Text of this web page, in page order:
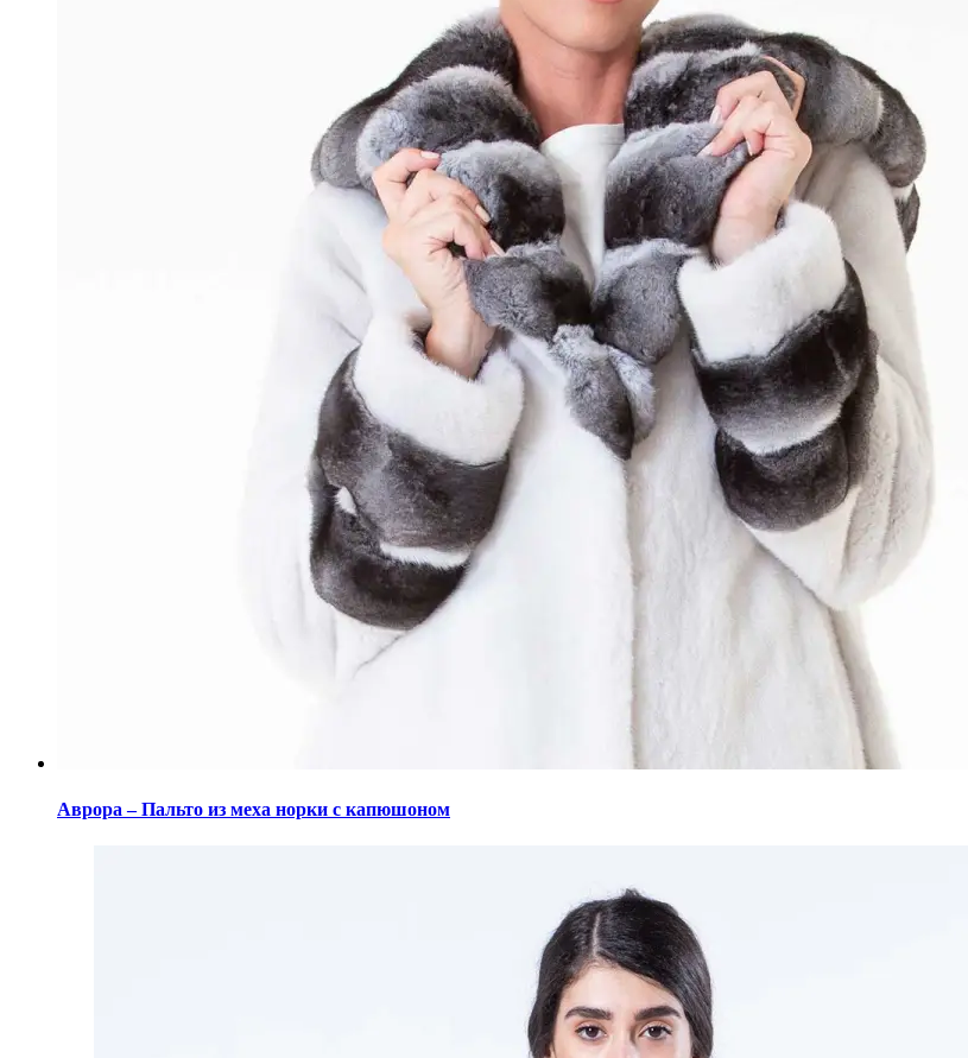
товар
имеет
Аврора – Пальто из меха норки с капюшоном